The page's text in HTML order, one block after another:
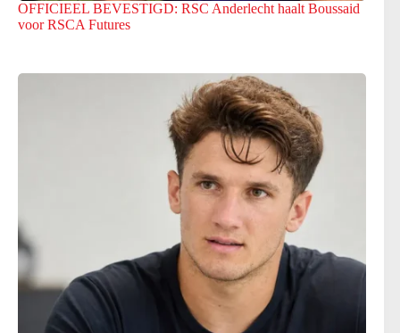
OFFICIEEL BEVESTIGD: RSC Anderlecht haalt Boussaid
voor RSCA Futures